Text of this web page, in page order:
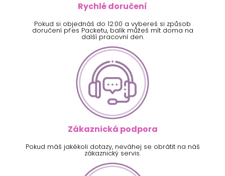
Rychlé doručení
Pokud si objednáš do 12:00 a vybereš si způsob
doručení přes Packetu, balík můžeš mít doma na
další pracovní den.
Zákaznická podpora
Pokud máš jakékoli dotazy, neváhej se obrátit na náš
zákaznický servis.